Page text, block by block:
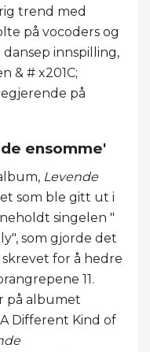
trend med
på vocoders og
innspilling,
& # x201C;
på
ensomme'
Levende
som ble gitt ut i
singelen "
som gjorde det
for å hedre
11.
på albumet
Different Kind of